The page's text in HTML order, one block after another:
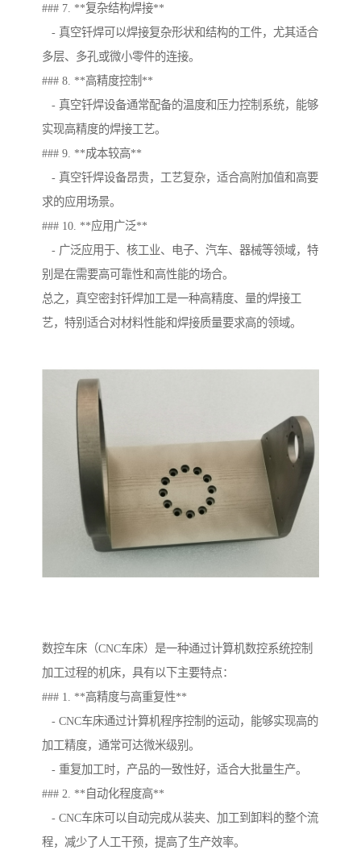
### 7. **复杂结构焊接**
- 真空钎焊可以焊接复杂形状和结构的工件，尤其适合
多层、多孔或微小零件的连接。
### 8. **高精度控制**
- 真空钎焊设备通常配备的温度和压力控制系统，能够
实现高精度的焊接工艺。
### 9. **成本较高**
- 真空钎焊设备昂贵，工艺复杂，适合高附加值和高要
求的应用场景。
### 10. **应用广泛**
- 广泛应用于、核工业、电子、汽车、器械等领域，特
别是在需要高可靠性和高性能的场合。
总之，真空密封钎焊加工是一种高精度、量的焊接工
艺，特别适合对材料性能和焊接质量要求高的领域。
数控车床（CNC车床）是一种通过计算机数控系统控制
加工过程的机床，具有以下主要特点：
### 1. **高精度与高重复性**
- CNC车床通过计算机程序控制的运动，能够实现高的
加工精度，通常可达微米级别。
- 重复加工时，产品的一致性好，适合大批量生产。
### 2. **自动化程度高**
- CNC车床可以自动完成从装夹、加工到卸料的整个流
程，减少了人工干预，提高了生产效率。